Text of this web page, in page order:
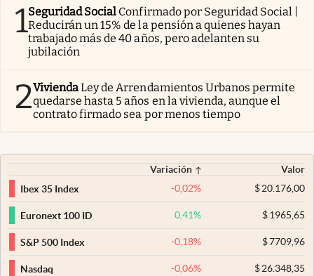
1Seguridad Social Confirmado por Seguridad Social |
Reducirán un 15% de la pensión a quienes hayan
trabajado más de 40 años, pero adelanten su
jubilación
2ViviendaLey de Arrendamientos Urbanos permite
quedarse hasta 5 años en la vivienda, aunque el
contrato firmado sea por menos tiempo
Variación
Valor
Ibex 35 Index
-0,02% $20.176,00
Euronext 100 ID 0,41% $1965,65
S&P 500 Index -0,18% $7709,96
Nasdaq -0,06% $26.348,35